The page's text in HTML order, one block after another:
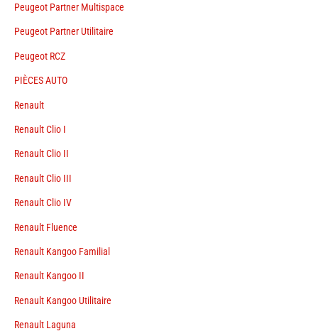
Peugeot Partner Multispace
Peugeot Partner Utilitaire
Peugeot RCZ
PIÈCES AUTO
Renault
Renault Clio I
Renault Clio II
Renault Clio III
Renault Clio IV
Renault Fluence
Renault Kangoo Familial
Renault Kangoo II
Renault Kangoo Utilitaire
Renault Laguna